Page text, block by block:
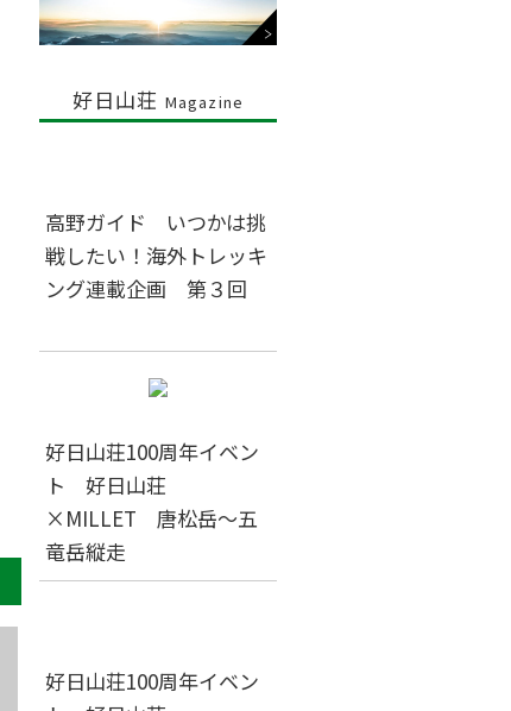
好日山荘 Magazine
高野ガイド いつかは挑
戦したい！海外トレッキ
ング連載企画 第３回
好日山荘100周年イベン
ト 好日山荘
×MILLET 唐松岳～五
竜岳縦走
好日山荘100周年イベン